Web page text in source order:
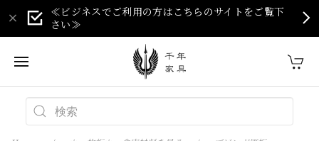
≪ビジネスでご利用の方はこちらのサイトをご覧下
さい≫